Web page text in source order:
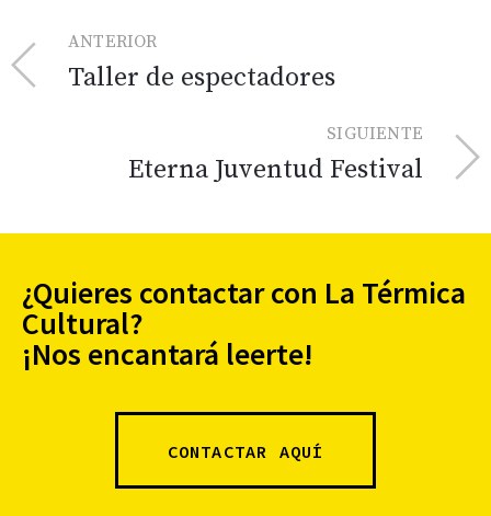
ANTERIOR
Taller de espectadores
SIGUIENTE
Eterna Juventud Festival
¿Quieres contactar con La Térmica
Cultural?
¡Nos encantará leerte!
CONTACTAR AQUÍ